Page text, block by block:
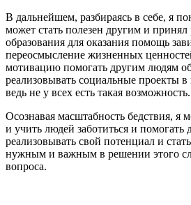
В дальнейшем, разбираясь в себе, я
может стать полезен другим и
образования для оказания помощь
переосмысление жизненных
мотивацию помогать другим людям
реализовывать социальные проекты
ведь не у всех есть такая возможность.
Осознавая масштабность бедствия, я
и учить людей заботиться и помогать
реализовывать свой потенциал и
нужным и важным в решении этого
вопроса.